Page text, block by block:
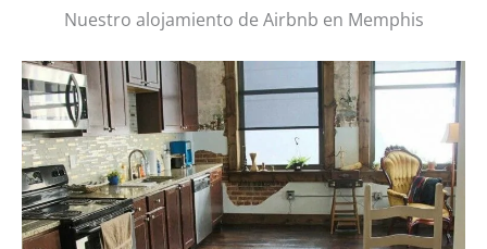
Nuestro alojamiento de Airbnb en Memphis